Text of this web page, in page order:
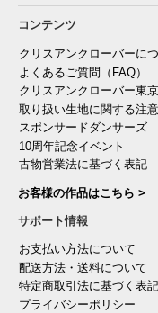
コンテンツ
クリスアンクローバーに
よくあるご質問（FAQ）
クリスアンクローバー東
取り扱い生地に関する注
スポンサードダンサーズ
10周年記念イベント
古物営業法に基づく表記
お客様の作品はこちら >
サポート情報
お支払い方法について
配送方法・送料について
特定商取引法に基づく表記
プライバシーポリシー